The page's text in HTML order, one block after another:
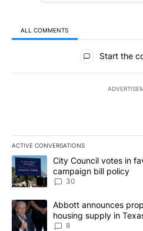
ALL COMMENTS
All Comments
Start the
ACTIVE CONVERSATIONS
The following is a list of the most
A trending article titled "City
City Council votes in
campaign bill policy
30
A trending article titled "Abbott
Abbott announces
housing supply in
8